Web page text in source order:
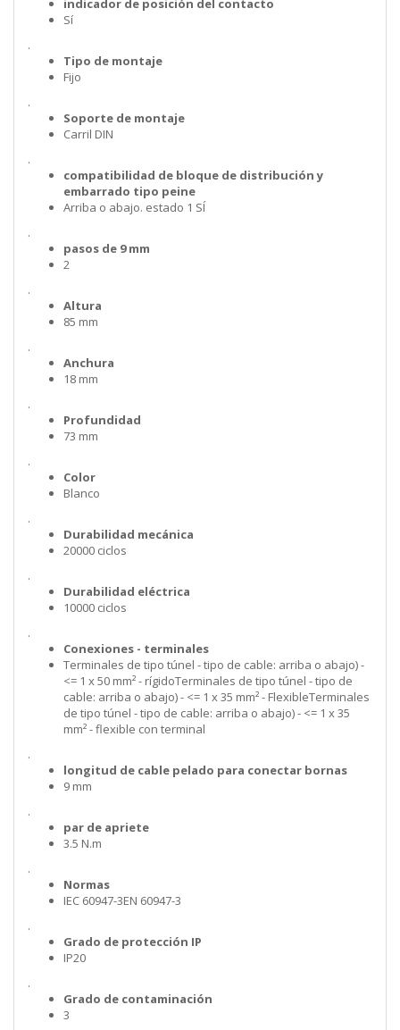
indicador de posición del contacto
Sí
.
Tipo de montaje
Fijo
.
Soporte de montaje
Carril DIN
.
compatibilidad de bloque de distribución y
embarrado tipo peine
Arriba o abajo. estado 1 SÍ
.
pasos de 9 mm
2
.
Altura
85 mm
.
Anchura
18 mm
.
Profundidad
73 mm
.
Color
Blanco
.
Durabilidad mecánica
20000 ciclos
.
Durabilidad eléctrica
10000 ciclos
.
Conexiones - terminales
Terminales de tipo túnel - tipo de cable: arriba o abajo) -
<= 1 x 50 mm² - rígidoTerminales de tipo túnel - tipo de
cable: arriba o abajo) - <= 1 x 35 mm² - FlexibleTerminales
de tipo túnel - tipo de cable: arriba o abajo) - <= 1 x 35
mm² - flexible con terminal
.
longitud de cable pelado para conectar bornas
9 mm
.
par de apriete
3.5 N.m
.
Normas
IEC 60947-3EN 60947-3
.
Grado de protección IP
IP20
.
Grado de contaminación
3